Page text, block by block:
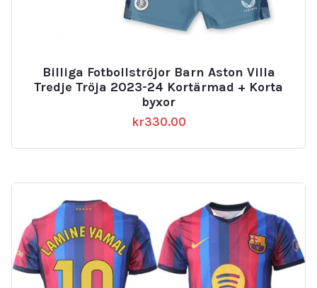
Billiga Fotbollströjor Barn Aston Villa
Tredje Tröja 2023-24 Kortärmad + Korta
byxor
kr330.00